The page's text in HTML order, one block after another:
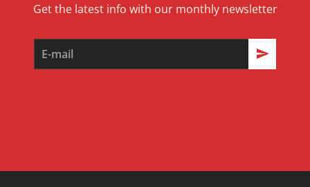
Get the latest info with our monthly newsletter